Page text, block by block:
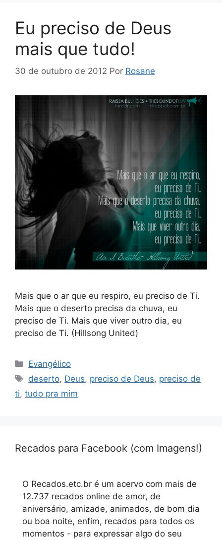
Eu preciso de Deus
mais que tudo!
30 de outubro de 2012 Por Rosane
Mais que o ar que eu respiro, eu preciso de Ti.
Mais que o deserto precisa da chuva, eu
preciso de Ti. Mais que viver outro dia, eu
preciso de Ti. (Hillsong United)
Categorias
Evangélico
Tags
deserto, Deus, preciso de Deus, preciso de
ti, tudo pra mim
Recados para Facebook (com Imagens!)
O Recados.etc.br é um acervo com mais de
12.737 recados online de amor, de
aniversário, amizade, animados, de bom dia
ou boa noite, enfim, recados para todos os
momentos - para expressar algo do seu